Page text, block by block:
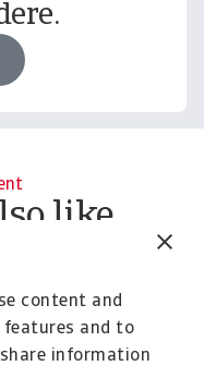
content and
features and to
information
like
...